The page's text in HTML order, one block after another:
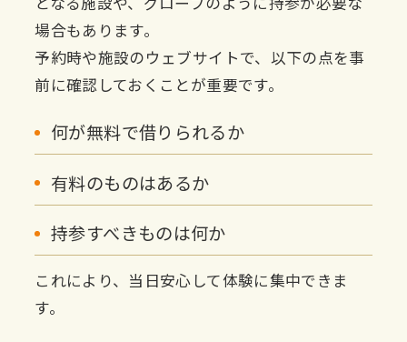
場合もあります。
予約時や施設のウェブサイトで、以下の点を事
前に確認しておくことが重要です。
何が無料で借りられるか
有料のものはあるか
持参すべきものは何か
これにより、当日安心して体験に集中できま
す。